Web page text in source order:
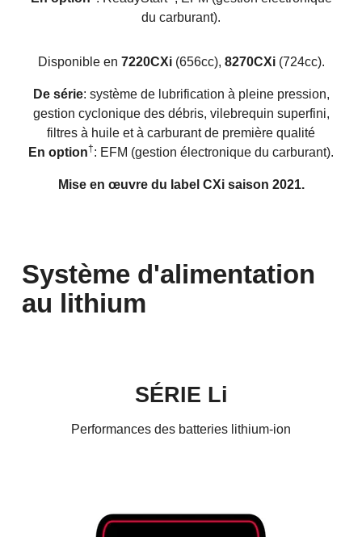
du carburant).
Disponible en 7220CXi(656cc), 8270CXi(724cc).
De série: système de lubrification à pleine pression,
gestion cyclonique des débris, vilebrequin superfini,
filtres à huile et à carburant de première qualité
En option†: EFM (gestion électronique du carburant).
Mise en œuvre du label CXi saison 2021.
Système d'alimentation
au lithium
SÉRIE Li
Performances des batteries lithium-ion